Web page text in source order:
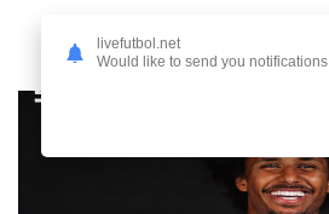
livefutbol.net
Would like to send you notifications